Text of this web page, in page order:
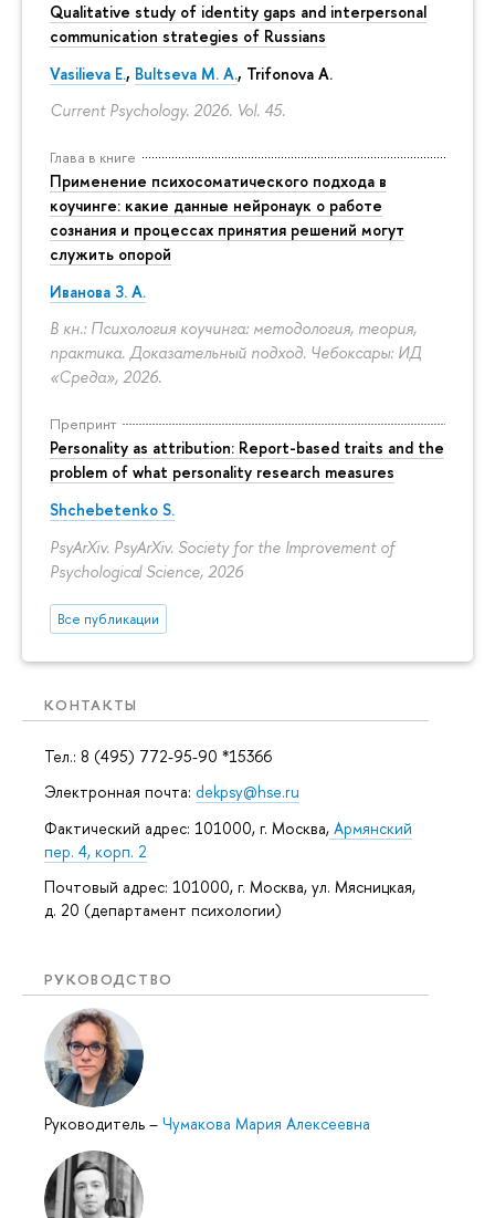
Qualitative study of identity gaps and interpersonal
communication strategies of Russians
Vasilieva E., Bultseva M. A., Trifonova A.
Current Psychology. 2026. Vol. 45.
Глава в книге
Применение психосоматического подхода в
коучинге: какие данные нейронаук о работе
сознания и процессах принятия решений могут
служить опорой
Иванова З. А.
В кн.: Психология коучинга: методология, теория,
практика. Доказательный подход. Чебоксары: ИД
«Среда», 2026.
Препринт
Personality as attribution: Report-based traits and the
problem of what personality research measures
Shchebetenko S.
PsyArXiv. PsyArXiv. Society for the Improvement of
Psychological Science, 2026
Все публикации
КОНТАКТЫ
Тел.: 8 (495) 772-95-90 *15366
Электронная почта: dekpsy@hse.ru
Фактический адрес: 101000, г. Москва, Армянский
пер. 4, корп. 2
Почтовый адрес: 101000, г. Москва, ул. Мясницкая,
д. 20 (департамент психологии)
РУКОВОДСТВО
Руководитель – Чумакова Мария Алексеевна